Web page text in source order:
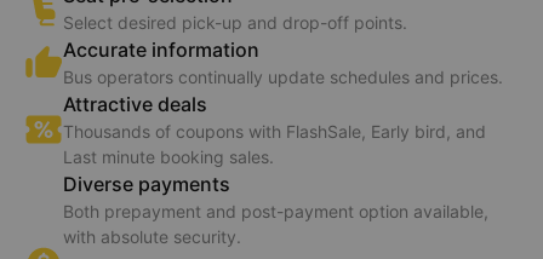
Select desired pick-up and drop-off points.
Accurate information
Bus operators continually update schedules and prices.
Attractive deals
Thousands of coupons with FlashSale, Early bird, and
Last minute booking sales.
Diverse payments
Both prepayment and post-payment option available,
with absolute security.